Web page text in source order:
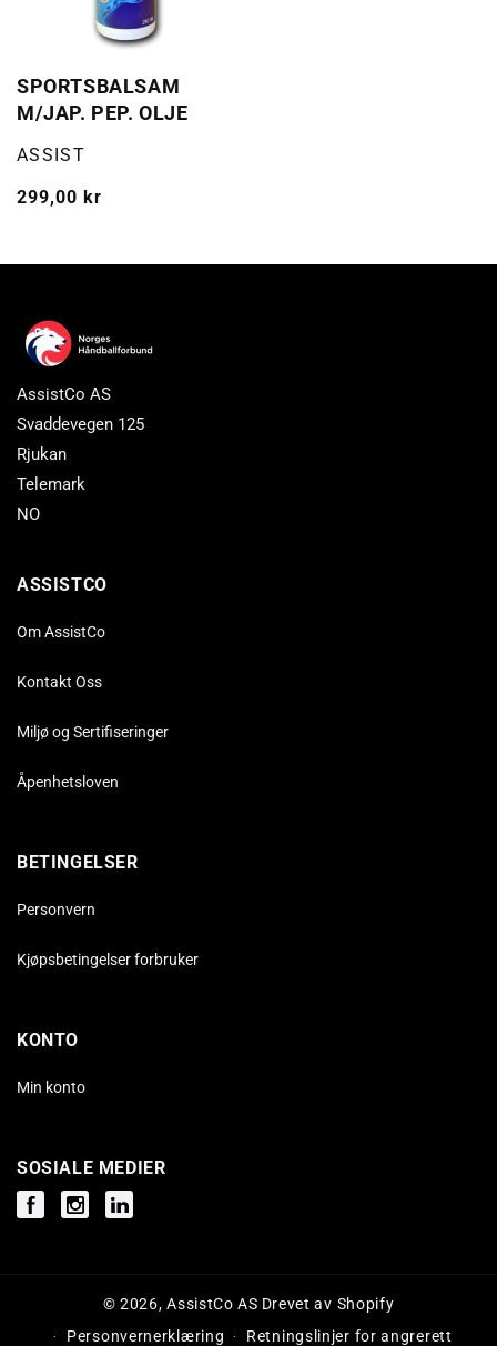
SPORTSBALSAM
M/JAP. PEP. OLJE
Selger:
ASSIST
Vanlig
299,00 kr
AssistCo AS
Svaddevegen 125
Rjukan
Telemark
NO
ASSISTCO
Om AssistCo
Kontakt Oss
Miljø og Sertifiseringer
Åpenhetsloven
BETINGELSER
Personvern
Kjøpsbetingelser forbruker
KONTO
Min konto
SOSIALE MEDIER
FacebookInstagramInstagram
© 2026,AssistCo AS Drevet av Shopify
Personvernerklæring
Retningslinjer for angrerett